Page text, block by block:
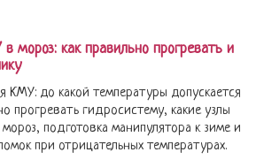
мороз: как правильно прогревать и
КМУ: до какой температуры допускается
прогревать гидросистему, какие узлы
подготовка манипулятора к зиме и
при отрицательных температурах.